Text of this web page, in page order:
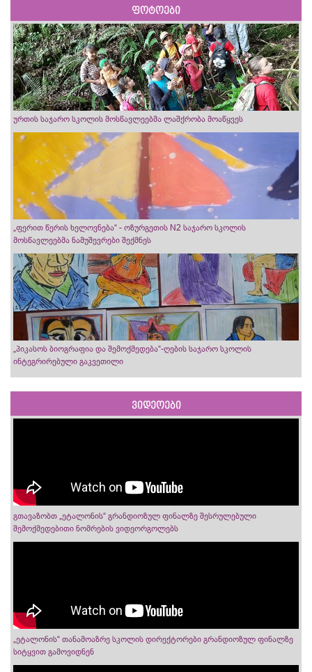
ფოტოები
ურთის საჯარო სკოლის მოსწავლეებმა ლაშქრობა მოაწყვეს
„ფერით წერის ხელოვნება“ - ოზურგეთის N2 საჯარო სკოლის
მოსწავლეებმა ნამუშევრები შექმნეს
„პიკასოს ბიოგრაფია და შემოქმედება“-ღების საჯარო სკოლის
ინტეგრირებული გაკვეთილი
ვიდეოები
გთავაზობთ „ეტალონის“ გრანდიოზულ ფინალზე შესრულებული
შემოქმედებითი ნომრების ვიდეორგოლებს
„ეტალონის“ თანამოაზრე სკოლის დირექტორები გრანდიოზულ ფინალზე
სიტყვით გამოვიდნენ